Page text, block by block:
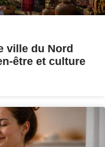
ville du Nord
être et culture